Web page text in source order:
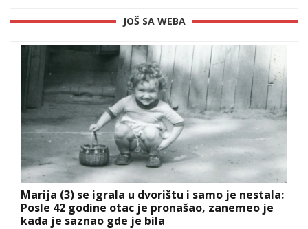
JOŠ SA WEBA
Marija (3) se igrala u dvorištu i samo je nestala:
Posle 42 godine otac je pronašao, zanemeo je
kada je saznao gde je bila